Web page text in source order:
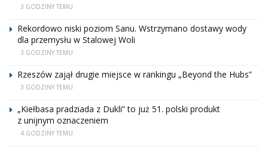
3 GODZINY TEMU
Rekordowo niski poziom Sanu. Wstrzymano dostawy wody
dla przemysłu w Stalowej Woli
3 GODZINY TEMU
Rzeszów zajął drugie miejsce w rankingu „Beyond the Hubs”
3 GODZINY TEMU
„Kiełbasa pradziada z Dukli” to już 51. polski produkt
z unijnym oznaczeniem
4 GODZINY TEMU